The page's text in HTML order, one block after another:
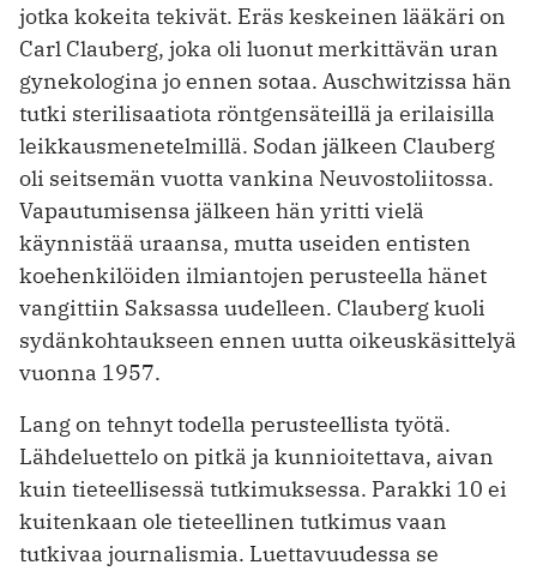
jotka kokeita tekivät. Eräs keskeinen lääkäri on
Carl Clauberg, joka oli luonut merkittävän uran
gynekologina jo ennen sotaa. Auschwitzissa hän
tutki sterilisaatiota röntgensäteillä ja erilaisilla
leikkausmenetelmillä. Sodan jälkeen Clauberg
oli seitsemän vuotta vankina Neuvosto­liitossa.
Vapautumisensa jälkeen hän yritti vielä
käynnistää uraansa, mutta useiden entisten
koehenkilöiden ilmiantojen perusteella hänet
vangittiin Saksassa uudelleen. Clauberg kuoli
sydänkohtaukseen ennen uutta oikeuskäsittelyä
vuonna 1957.
Lang on tehnyt todella perusteellista työtä.
Lähdeluettelo on pitkä ja kunnioitettava, aivan
kuin tieteellisessä tutkimuksessa. Parakki 10 ei
kuitenkaan ole tieteellinen tutkimus vaan
tutkivaa journalismia. Luettavuudessa se